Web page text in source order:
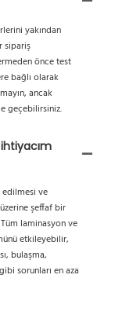
yakından
sipariş
önce test
bağlı olarak
ancak
geçebilirsiniz.
edilmesi ve
şeffaf bir
laminasyon ve
etkileyebilir,
bulaşma,
sorunları en aza